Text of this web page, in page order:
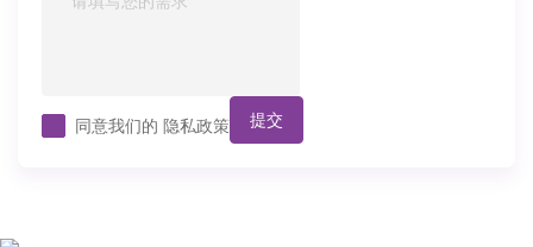
同意我们的 隐私政策 提交